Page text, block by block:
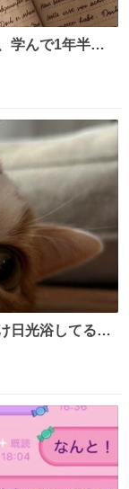
学んで1年半に
た。読み書きに
級の表現を教え
日光浴してる猫